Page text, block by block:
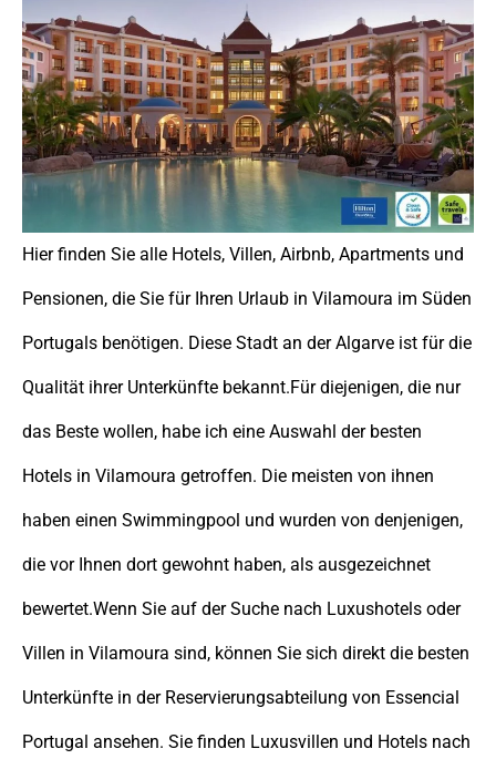
Hier finden Sie alle Hotels, Villen, Airbnb, Apartments und
Pensionen, die Sie für Ihren Urlaub in Vilamoura im Süden
Portugals benötigen. Diese Stadt an der Algarve ist für die
Qualität ihrer Unterkünfte bekannt.Für diejenigen, die nur
das Beste wollen, habe ich eine Auswahl der besten
Hotels in Vilamoura getroffen. Die meisten von ihnen
haben einen Swimmingpool und wurden von denjenigen,
die vor Ihnen dort gewohnt haben, als ausgezeichnet
bewertet.Wenn Sie auf der Suche nach Luxushotels oder
Villen in Vilamoura sind, können Sie sich direkt die besten
Unterkünfte in der Reservierungsabteilung von Essencial
Portugal ansehen. Sie finden Luxusvillen und Hotels nach